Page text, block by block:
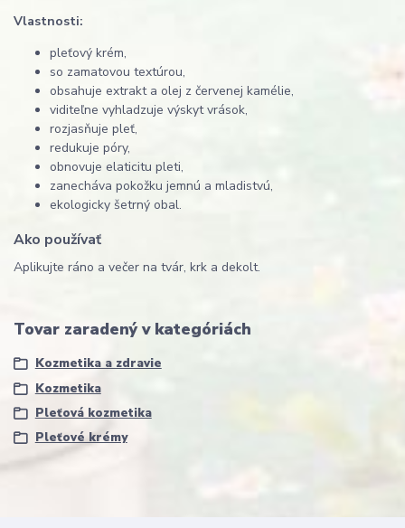
Vlastnosti:
pleťový krém,
so zamatovou textúrou,
obsahuje extrakt a olej z červenej kamélie,
viditeľne vyhladzuje výskyt vrások,
rozjasňuje pleť,
redukuje póry,
obnovuje elaticitu pleti,
zanecháva pokožku jemnú a mladistvú,
ekologicky šetrný obal.
Ako používať
Aplikujte ráno a večer na tvár, krk a dekolt.
Tovar zaradený v kategóriách
Kozmetika a zdravie
Kozmetika
Pleťová kozmetika
Pleťové krémy